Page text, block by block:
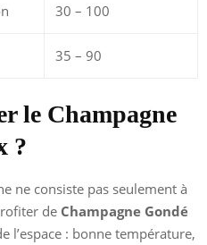
30 – 100
35 – 90
le Champagne
?
ne consiste pas seulement à
de Champagne Gondé
l’espace : bonne température,